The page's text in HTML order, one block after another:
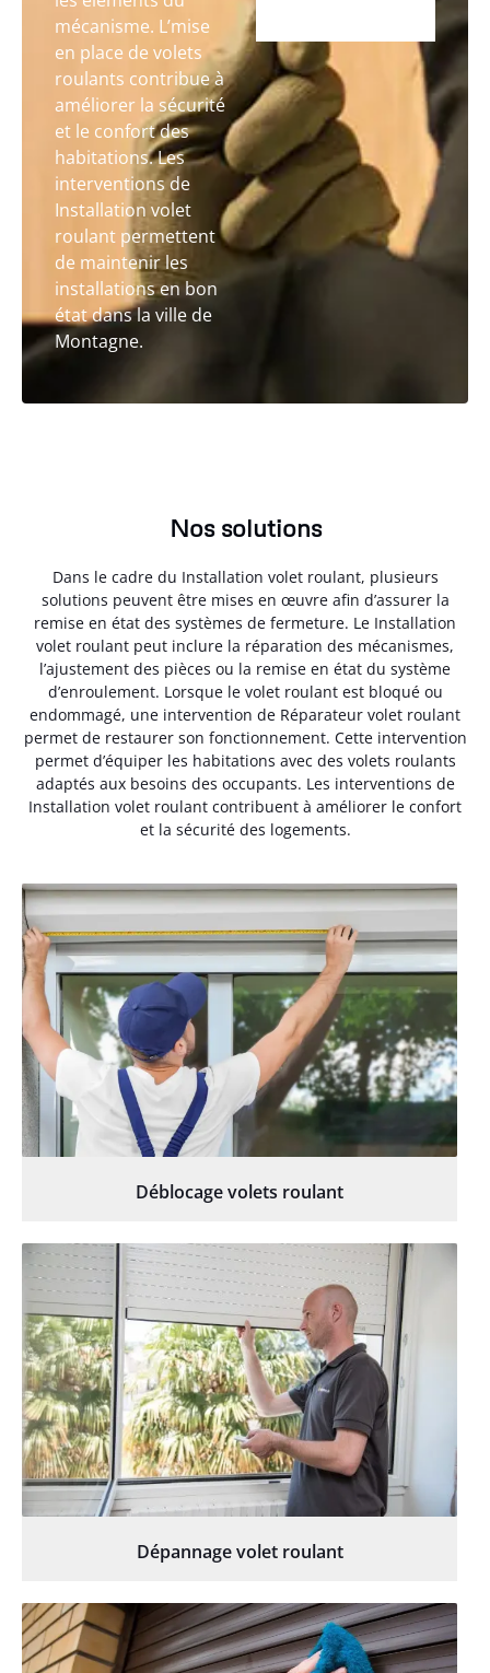
mécanisme. L’mise
en place de volets
roulants contribue à
améliorer la sécurité
et le confort des
habitations. Les
interventions de
Installation volet
roulant permettent
de maintenir les
installations en bon
état dans la ville de
Montagne.
Nos solutions
Dans le cadre du Installation volet roulant, plusieurs
solutions peuvent être mises en œuvre afin d’assurer la
remise en état des systèmes de fermeture. Le Installation
volet roulant peut inclure la réparation des mécanismes,
l’ajustement des pièces ou la remise en état du système
d’enroulement. Lorsque le volet roulant est bloqué ou
endommagé, une intervention de Réparateur volet roulant
permet de restaurer son fonctionnement. Cette intervention
permet d’équiper les habitations avec des volets roulants
adaptés aux besoins des occupants. Les interventions de
Installation volet roulant contribuent à améliorer le confort
et la sécurité des logements.
Déblocage volets roulant
Dépannage volet roulant